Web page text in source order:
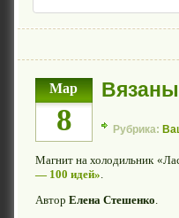
Мар
8 Рубрика:
Магнит на холодильник
— 100 идей».
Автор Елена Стешенко.